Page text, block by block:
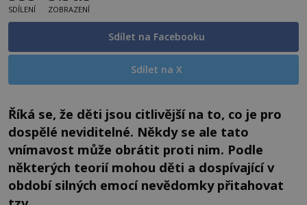
SDÍLENÍ ZOBRAZENÍ
Sdílet na Facebooku
Sdílet na X
Říká se, že děti jsou citlivější na to, co je pro
dospělé neviditelné. Někdy se ale tato
vnímavost může obrátit proti nim. Podle
některých teorií mohou děti a dospívající v
období silných emocí nevědomky přitahovat